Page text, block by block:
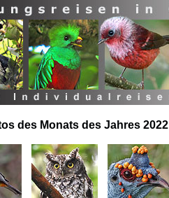
des Monats des Jahres 2022